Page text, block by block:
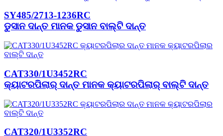
SY485/2713-1236RC
ଡୁସାନ ଦାନ୍ତ ମାନକ ଡୁସାନ ବାଲ୍ଟି ଦାନ୍ତ
CAT330/1U3452RC
କ୍ୟାଟରପିଲାର୍ ଦାନ୍ତ ମାନକ କ୍ୟାଟରପିଲାର୍ ବାଲ୍ଟି ଦାନ୍ତ
CAT320/1U3352RC